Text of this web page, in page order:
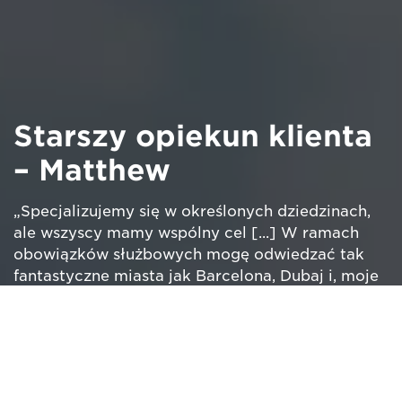
Starszy opiekun klienta
– Matthew
„Specjalizujemy się w określonych dziedzinach,
ale wszyscy mamy wspólny cel [...] W ramach
obowiązków służbowych mogę odwiedzać tak
fantastyczne miasta jak Barcelona, Dubaj i, moje